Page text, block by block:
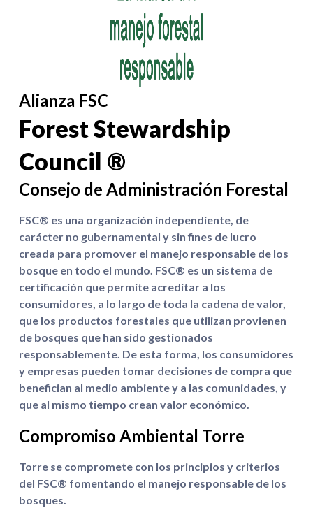
Alianza FSC
Forest Stewardship
Council ®
Consejo de Administración Forestal
FSC® es una organización independiente, de
carácter no gubernamental y sin fines de lucro
creada para promover el manejo responsable de los
bosque en todo el mundo. FSC® es un sistema de
certificación que permite acreditar a los
consumidores, a lo largo de toda la cadena de valor,
que los productos forestales que utilizan provienen
de bosques que han sido gestionados
responsablemente. De esta forma, los consumidores
y empresas pueden tomar decisiones de compra que
benefician al medio ambiente y a las comunidades, y
que al mismo tiempo crean valor económico.
Compromiso Ambiental Torre
Torre se compromete con los principios y criterios
del FSC® fomentando el manejo responsable de los
bosques.